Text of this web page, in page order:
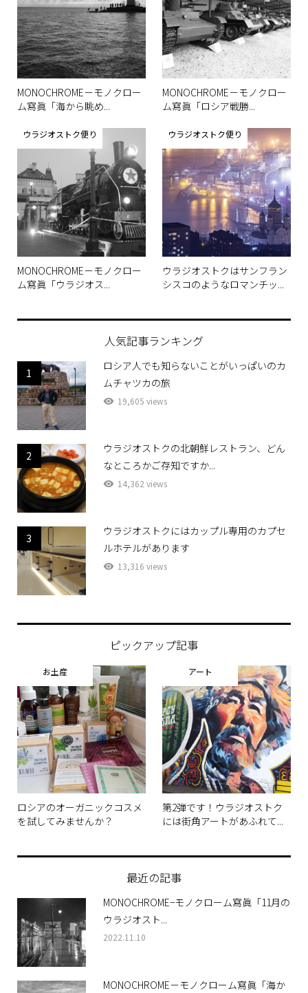
MONOCHROME－モノクロー
ム寫眞「海から眺め...
MONOCHROME－モノクロー
ム寫眞「ロシア戦勝...
ウラジオストク便り
MONOCHROME－モノクロー
ム寫眞「ウラジオス...
ウラジオストク便り
ウラジオストクはサンフラン
シスコのようなロマンチッ...
人気記事ランキング
1
ロシア人でも知らないことがいっぱいのカ
ムチャツカの旅
19,605 views
2
ウラジオストクの北朝鮮レストラン、どん
なところかご存知ですか...
14,362 views
3
ウラジオストクにはカップル専用のカプセ
ルホテルがあります
13,316 views
ピックアップ記事
お土産
ロシアのオーガニックコスメ
を試してみませんか？
アート
第2弾です！ウラジオストク
には街角アートがあふれて...
最近の記事
MONOCHROME−モノクローム寫眞「11月の
ウラジオスト...
2022.11.10
MONOCHROME－モノクローム寫眞「海か